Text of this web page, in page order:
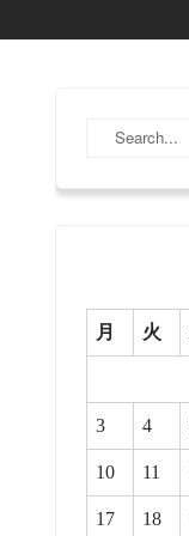
月 火
3 4
10 11
17 18